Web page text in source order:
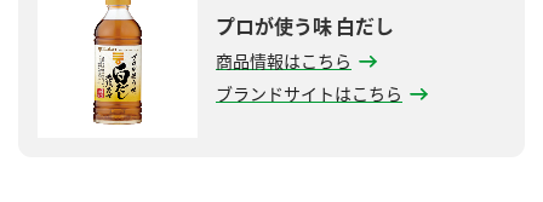
プロが使う味 白だし
商品情報はこちら
ブランドサイトはこちら